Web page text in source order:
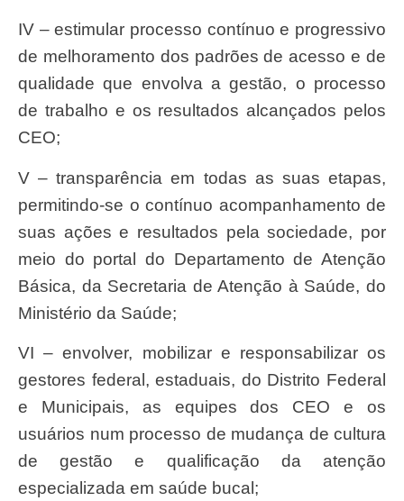
IV – estimular processo contínuo e progressivo
de melhoramento dos padrões de acesso e de
qualidade que envolva a gestão, o processo
de trabalho e os resultados alcançados pelos
CEO;
V – transparência em todas as suas etapas,
permitindo-se o contínuo acompanhamento de
suas ações e resultados pela sociedade, por
meio do portal do Departamento de Atenção
Básica, da Secretaria de Atenção à Saúde, do
Ministério da Saúde;
VI – envolver, mobilizar e responsabilizar os
gestores federal, estaduais, do Distrito Federal
e Municipais, as equipes dos CEO e os
usuários num processo de mudança de cultura
de gestão e qualificação da atenção
especializada em saúde bucal;